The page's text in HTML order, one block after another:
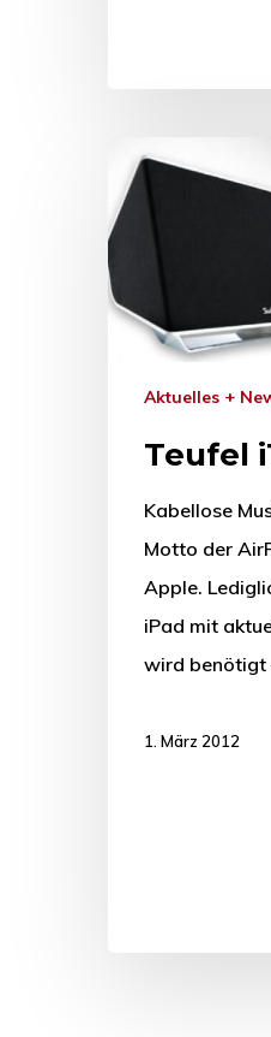
Aktuelles +
Teufel
Kabellose
Motto der
Apple.
iPad mit
wird benötigt
1. März 2012